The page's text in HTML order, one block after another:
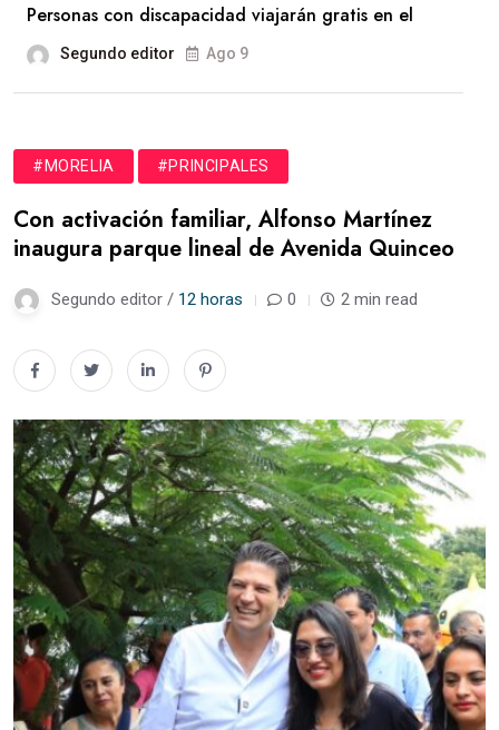
Personas con discapacidad viajarán gratis en el
Segundo editor Ago 9
#MORELIA #PRINCIPALES
Con activación familiar, Alfonso Martínez
inaugura parque lineal de Avenida Quinceo
Segundo editor / 12 horas 0 2 min read